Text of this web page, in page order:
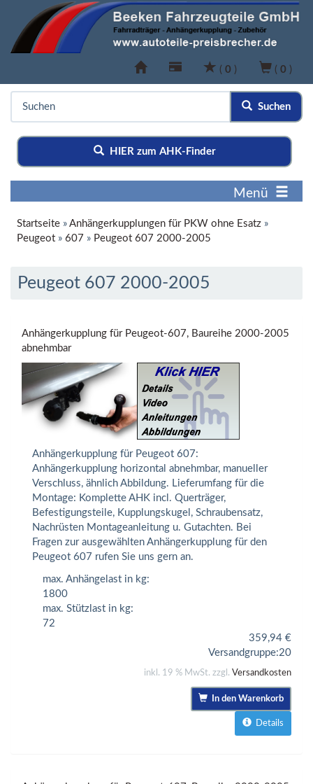
( 0 ) ( 0 )
Suchen
HIER zum AHK-Finder
Menü
Startseite » Anhängerkupplungen für PKW ohne Esatz »
Peugeot » 607 » Peugeot 607 2000-2005
Peugeot 607 2000-2005
Anhängerkupplung für Peugeot-607, Baureihe 2000-2005
abnehmbar
Anhängerkupplung für Peugeot 607:
Anhängerkupplung horizontal abnehmbar, manueller
Verschluss, ähnlich Abbildung. Lieferumfang für die
Montage: Komplette AHK incl. Querträger,
Befestigungsteile, Kupplungskugel, Schraubensatz,
Nachrüsten Montageanleitung u. Gutachten. Bei
Fragen zur ausgewählten Anhängerkupplung für den
Peugeot 607 rufen Sie uns gern an.
max. Anhängelast in kg:
1800
max. Stützlast in kg:
72
359,94 €
Versandgruppe:20
inkl. 19 % MwSt. zzgl. Versandkosten
In den Warenkorb
Details